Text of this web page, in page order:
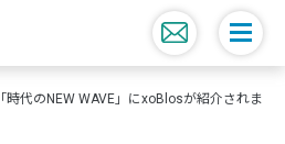
時代のNEW WAVE」にxoBlosが紹介されまし